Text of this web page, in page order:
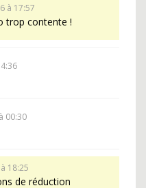
à 17:57
trop contente !
00:30
18:25
de réduction